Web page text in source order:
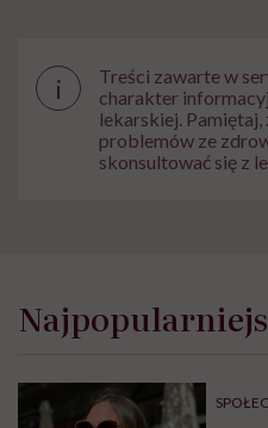
i
Treści zawarte w
charakter
lekarskiej.
problemów ze
skonsultować się z